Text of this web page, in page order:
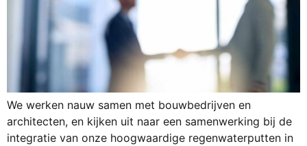
We werken nauw samen met bouwbedrijven en
architecten, en kijken uit naar een samenwerking bij de
integratie van onze hoogwaardige regenwaterputten in